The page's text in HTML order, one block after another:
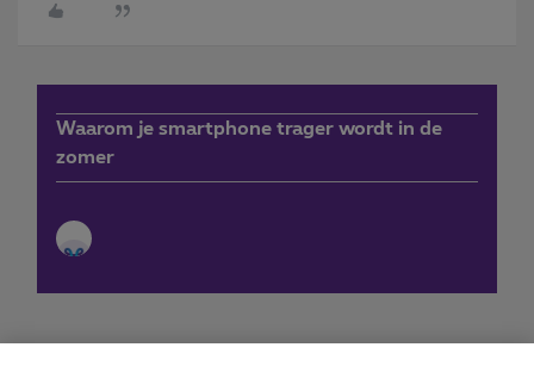
Waarom je smartphone trager wordt in de
zomer